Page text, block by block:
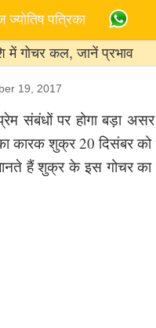
ज्‍योतिष पत्रिका
में गोचर कल, जानें प्रभाव
19, 2017
संबंधों पर होगा बड़ा
कारक शुक्र 20 दिसंबर को
हैं शुक्र के इस गोचर